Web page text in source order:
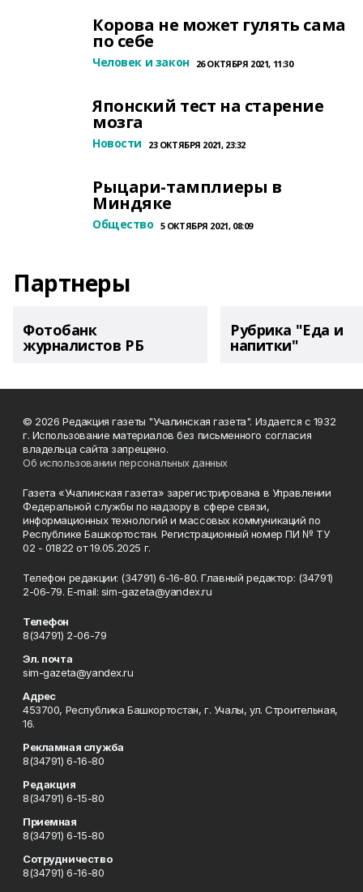
Корова не может гулять сама
по себе
Человек и закон 26 ОКТЯБРЯ 2021, 11:30
Японский тест на старение
мозга
Новости 23 ОКТЯБРЯ 2021, 23:32
Рыцари-тамплиеры в
Миндяке
Общество 5 ОКТЯБРЯ 2021, 08:09
Партнеры
Фотобанк
журналистов РБ
Рубрика "Еда и
напитки"
© 2026 Редакция газеты "Учалинская газета". Издается с 1932
г. Использование материалов без письменного согласия
владельца сайта запрещено.
Об использовании персональных данных
Газета «Учалинская газета» зарегистрирована в Управлении
Федеральной службы по надзору в сфере связи,
информационных технологий и массовых коммуникаций по
Республике Башкортостан. Регистрационный номер ПИ № ТУ
02 - 01822 от 19.05.2025 г.
Телефон редакции: (34791) 6-16-80. Главный редактор: (34791)
2-06-79. Е-mаil: sim-gazeta@yandex.ru
Телефон
8(34791) 2-06-79
Эл. почта
sim-gazeta@yandex.ru
Адрес
453700, Республика Башкортостан, г. Учалы, ул. Строительная,
16.
Рекламная служба
8(34791) 6-16-80
Редакция
8(34791) 6-15-80
Приемная
8(34791) 6-15-80
Сотрудничество
8(34791) 6-16-80